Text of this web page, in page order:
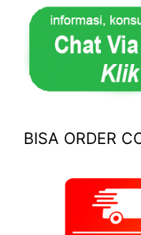
BISA ORDER